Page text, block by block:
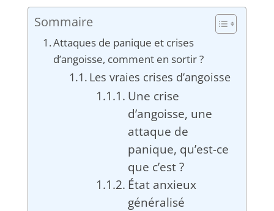
Sommaire
Attaques de panique et crises
d’angoisse, comment en sortir ?
Les vraies crises d’angoisse
Une crise
d’angoisse, une
attaque de
panique, qu’est-ce
que c’est ?
État anxieux
généralisé